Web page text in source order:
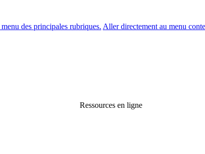
des principales rubriques. Aller directement au menu
Ressources en ligne